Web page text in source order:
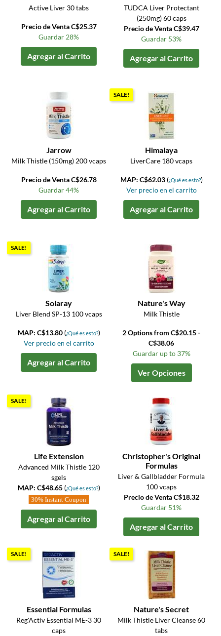
Active Liver 30 tabs
Precio de Venta C$25.37
Guardar 28%
Agregar al Carrito
TUDCA Liver Protectant
(250mg) 60 caps
Precio de Venta C$39.47
Guardar 53%
Agregar al Carrito
Jarrow
Milk Thistle (150mg) 200 vcaps
Precio de Venta C$26.78
Guardar 44%
Agregar al Carrito
SALE!
Himalaya
LiverCare 180 vcaps
MAP: C$62.03 (¿Qué es esto?)
Ver precio en el carrito
Agregar al Carrito
SALE!
Solaray
Liver Blend SP-13 100 vcaps
MAP: C$13.80 (¿Qué es esto?)
Ver precio en el carrito
Agregar al Carrito
Nature's Way
Milk Thistle
2 Options from C$20.15 -
C$38.06
Guardar up to 37%
Ver Opciones
SALE!
Life Extension
Advanced Milk Thistle 120
sgels
MAP: C$48.65 (¿Qué es esto?)
30% Instant Coupon
Agregar al Carrito
Christopher's Original
Formulas
Liver & Gallbladder Formula
100 vcaps
Precio de Venta C$18.32
Guardar 51%
Agregar al Carrito
SALE!
Essential Formulas
Reg'Activ Essential ME-3 30
caps
SALE!
Nature's Secret
Milk Thistle Liver Cleanse 60
tabs